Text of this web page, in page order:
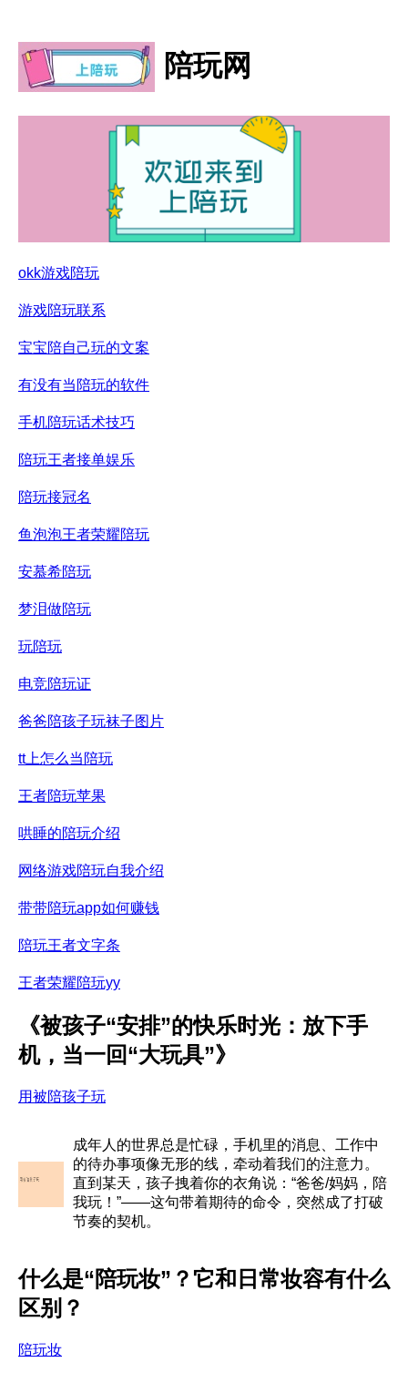
陪玩网
okk游戏陪玩
游戏陪玩联系
宝宝陪自己玩的文案
有没有当陪玩的软件
手机陪玩话术技巧
陪玩王者接单娱乐
陪玩接冠名
鱼泡泡王者荣耀陪玩
安慕希陪玩
梦泪做陪玩
玩陪玩
电竞陪玩证
爸爸陪孩子玩袜子图片
tt上怎么当陪玩
王者陪玩苹果
哄睡的陪玩介绍
网络游戏陪玩自我介绍
带带陪玩app如何赚钱
陪玩王者文字条
王者荣耀陪玩yy
《被孩子“安排”的快乐时光：放下手
机，当一回“大玩具”》
用被陪孩子玩
成年人的世界总是忙碌，手机里的消息、工作中
的待办事项像无形的线，牵动着我们的注意力。
直到某天，孩子拽着你的衣角说：“爸爸/妈妈，陪
我玩！”——这句带着期待的命令，突然成了打破
节奏的契机。
什么是“陪玩妆”？它和日常妆容有什么
区别？
陪玩妆